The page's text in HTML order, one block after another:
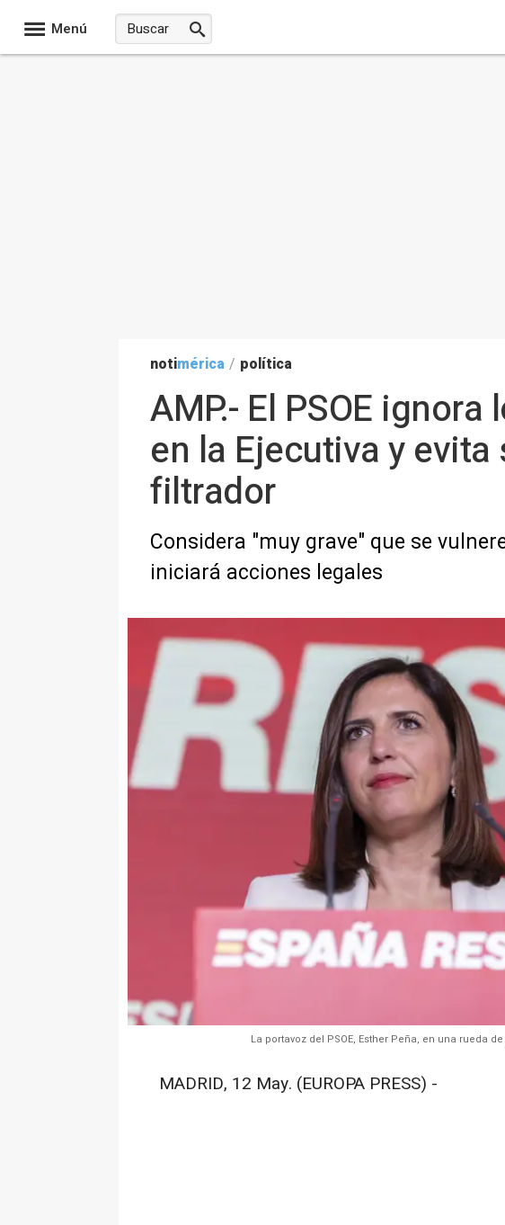
Menú
notimérica / política
AMP.- El PSOE
en la Ejecutiva y
filtrador
Considera "muy grave" que se
iniciará acciones legales
La portavoz del PSOE, Esther Peña, en una rueda
MADRID, 12 May. (EUROPA PRESS) -